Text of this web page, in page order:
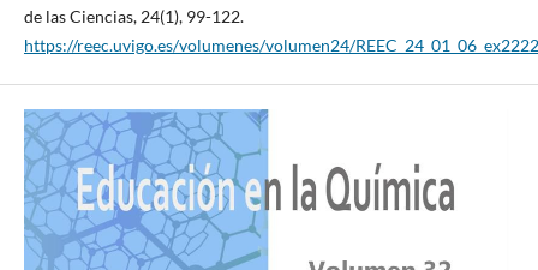
de las Ciencias, 24(1), 99-122.
https://reec.uvigo.es/volumenes/volumen24/